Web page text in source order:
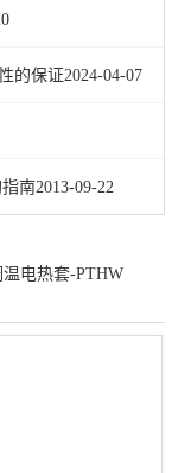
的保证2024-04-07
南2013-09-22
温电热套-PTHW